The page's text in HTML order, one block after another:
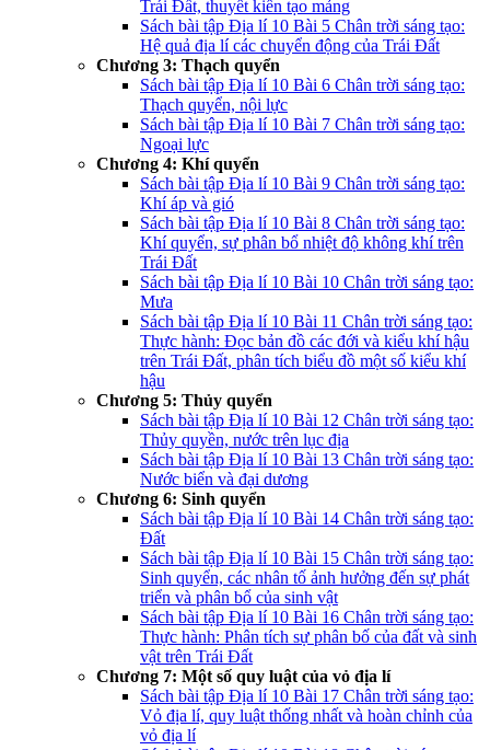
Trái Đất, thuyết kiến tạo mảng
Sách bài tập Địa lí 10 Bài 5 Chân trời sáng tạo:
Hệ quả địa lí các chuyển động của Trái Đất
Chương 3: Thạch quyển
Sách bài tập Địa lí 10 Bài 6 Chân trời sáng tạo:
Thạch quyển, nội lực
Sách bài tập Địa lí 10 Bài 7 Chân trời sáng tạo:
Ngoại lực
Chương 4: Khí quyển
Sách bài tập Địa lí 10 Bài 9 Chân trời sáng tạo:
Khí áp và gió
Sách bài tập Địa lí 10 Bài 8 Chân trời sáng tạo:
Khí quyển, sự phân bổ nhiệt độ không khí trên
Trái Đất
Sách bài tập Địa lí 10 Bài 10 Chân trời sáng tạo:
Mưa
Sách bài tập Địa lí 10 Bài 11 Chân trời sáng tạo:
Thực hành: Đọc bản đồ các đới và kiểu khí hậu
trên Trái Đất, phân tích biểu đồ một số kiểu khí
hậu
Chương 5: Thủy quyển
Sách bài tập Địa lí 10 Bài 12 Chân trời sáng tạo:
Thủy quyền, nước trên lục địa
Sách bài tập Địa lí 10 Bài 13 Chân trời sáng tạo:
Nước biển và đại dương
Chương 6: Sinh quyển
Sách bài tập Địa lí 10 Bài 14 Chân trời sáng tạo:
Đất
Sách bài tập Địa lí 10 Bài 15 Chân trời sáng tạo:
Sinh quyển, các nhân tố ảnh hưởng đến sự phát
triển và phân bổ của sinh vật
Sách bài tập Địa lí 10 Bài 16 Chân trời sáng tạo:
Thực hành: Phân tích sự phân bố của đất và sinh
vật trên Trái Đất
Chương 7: Một số quy luật của vỏ địa lí
Sách bài tập Địa lí 10 Bài 17 Chân trời sáng tạo:
Vỏ địa lí, quy luật thống nhất và hoàn chỉnh của
vỏ địa lí